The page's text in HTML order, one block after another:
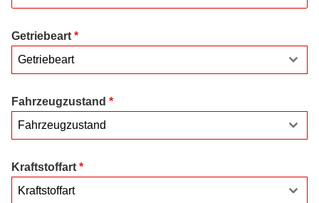
Getriebeart *
Getriebeart
Fahrzeugzustand *
Fahrzeugzustand
Kraftstoffart *
Kraftstoffart